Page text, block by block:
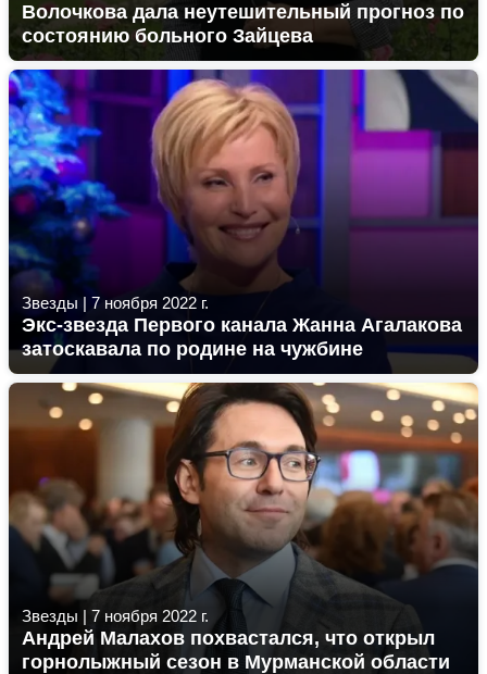
Волочкова дала неутешительный прогноз по
состоянию больного Зайцева
Звезды | 7 ноября 2022 г.
Экс-звезда Первого канала Жанна Агалакова
затоскавала по родине на чужбине
Звезды | 7 ноября 2022 г.
Андрей Малахов похвастался, что открыл
горнолыжный сезон в Мурманской области